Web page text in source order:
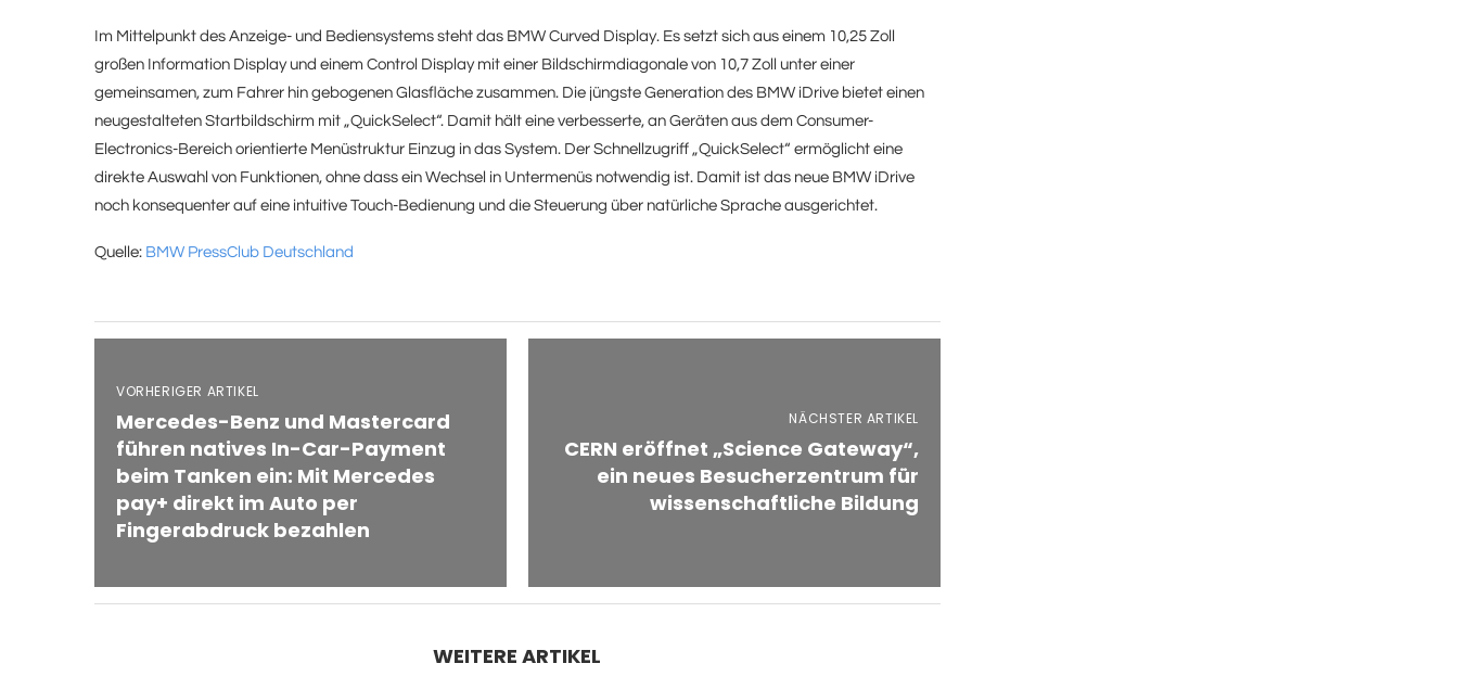
Im Mittelpunkt des Anzeige- und Bediensystems steht das BMW Curved Display. Es setzt sich aus einem 10,25 Zoll
großen Information Display und einem Control Display mit einer Bildschirmdiagonale von 10,7 Zoll unter einer
gemeinsamen, zum Fahrer hin gebogenen Glasfläche zusammen. Die jüngste Generation des BMW iDrive bietet einen
neugestalteten Startbildschirm mit „QuickSelect“. Damit hält eine verbesserte, an Geräten aus dem Consumer-
Electronics-Bereich orientierte Menüstruktur Einzug in das System. Der Schnellzugriff „QuickSelect“ ermöglicht eine
direkte Auswahl von Funktionen, ohne dass ein Wechsel in Untermenüs notwendig ist. Damit ist das neue BMW iDrive
noch konsequenter auf eine intuitive Touch-Bedienung und die Steuerung über natürliche Sprache ausgerichtet.
Quelle: BMW PressClub Deutschland
VORHERIGER ARTIKEL
Mercedes-Benz und Mastercard
führen natives In-Car-Payment
beim Tanken ein: Mit Mercedes
pay+ direkt im Auto per
Fingerabdruck bezahlen
NÄCHSTER ARTIKEL
CERN eröffnet „Science Gateway“,
ein neues Besucherzentrum für
wissenschaftliche Bildung
WEITERE ARTIKEL